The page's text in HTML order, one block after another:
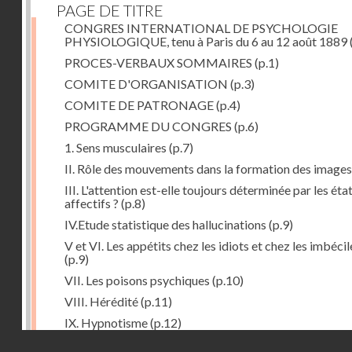
PAGE DE TITRE
CONGRES INTERNATIONAL DE PSYCHOLOGIE
PHYSIOLOGIQUE, tenu à Paris du 6 au 12 août 1889
PROCES-VERBAUX SOMMAIRES (p.1)
COMITE D'ORGANISATION (p.3)
COMITE DE PATRONAGE(p.4)
PROGRAMME DU CONGRES (p.6)
1. Sens musculaires (p.7)
II. Rôle des mouvements dans la formation des images
III. L'attention est-elle toujours déterminée par les
affectifs ? (p.8)
IV.Etude statistique des hallucinations (p.9)
V et VI. Les appétits chez les idiots et chez les
(p.9)
VII. Les poisons psychiques (p.10)
VIII. Hérédité(p.11)
IX. Hypnotisme(p.12)